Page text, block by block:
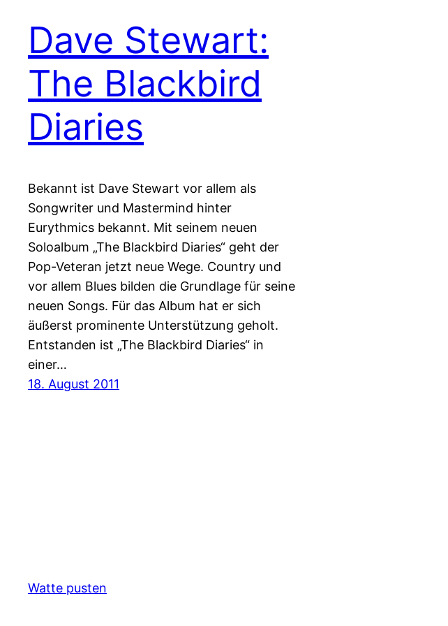
Dave Stewart:
The Blackbird
Diaries
Bekannt ist Dave Stewart vor allem als
Songwriter und Mastermind hinter
Eurythmics bekannt. Mit seinem neuen
Soloalbum „The Blackbird Diaries“ geht der
Pop-Veteran jetzt neue Wege. Country und
vor allem Blues bilden die Grundlage für seine
neuen Songs. Für das Album hat er sich
äußerst prominente Unterstützung geholt.
Entstanden ist „The Blackbird Diaries“ in
einer…
18. August 2011
Watte pusten